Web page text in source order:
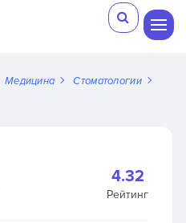
Медицина
Стоматологии
4.32
Рейтинг